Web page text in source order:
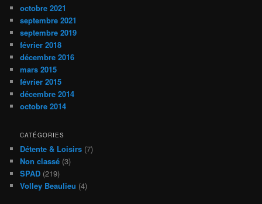
octobre 2021
septembre 2021
septembre 2019
février 2018
décembre 2016
mars 2015
février 2015
décembre 2014
octobre 2014
CATÉGORIES
Détente & Loisirs (7)
Non classé (3)
SPAD (219)
Volley Beaulieu (4)